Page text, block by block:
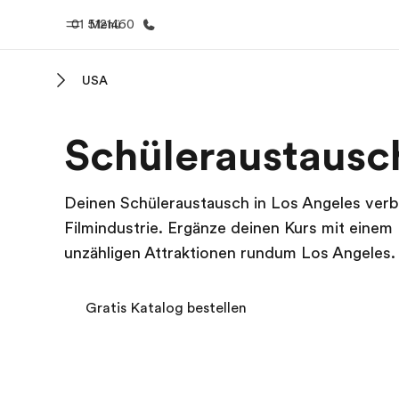
Menü
01 5121460
Willkommen bei EF Alle
USA
Deinen Schüleraustausch in Los Angeles
Filmindustrie. Ergänze deinen Kurs mit
unzähligen Attraktionen rundum Los Angeles.
Gratis Katalog bestellen